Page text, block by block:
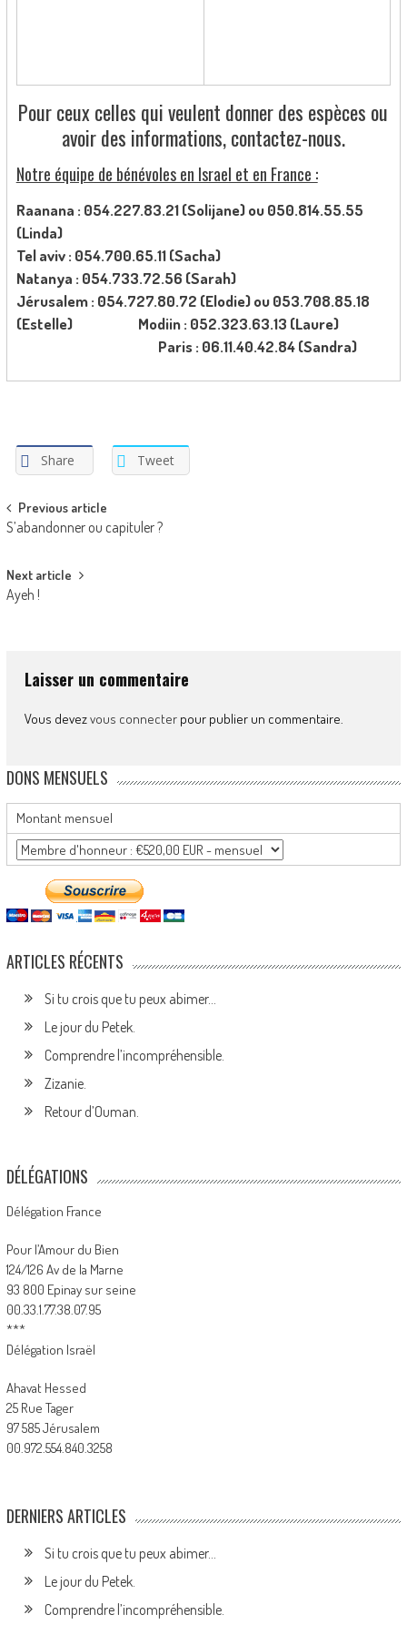
Pour ceux celles qui veulent donner des espèces ou
avoir des informations, contactez-nous.
Notre équipe de bénévoles en Israel et en France :
Raanana : 054.227.83.21 (Solijane) ou 050.814.55.55
(Linda)
Tel aviv : 054.700.65.11 (Sacha)
Natanya : 054.733.72.56 (Sarah)
Jérusalem : 054.727.80.72 (Elodie) ou 053.708.85.18
(Estelle) Modiin : 052.323.63.13 (Laure)
Paris : 06.11.40.42.84 (Sandra)
Share Tweet
Post
navigation
Previous article
S’abandonner ou capituler ?
Next article
Ayeh !
Laisser un commentaire
Vous devezvous connecterpour publier un commentaire.
DONS MENSUELS
Montant mensuel
ARTICLES RÉCENTS
Si tu crois que tu peux abimer…
Le jour du Petek.
Comprendre l’incompréhensible.
Zizanie.
Retour d’Ouman.
DÉLÉGATIONS
Délégation France
Pour l’Amour du Bien
124/126 Av de la Marne
93 800 Epinay sur seine
00.33.1.77.38.07.95
***
Délégation Israël
Ahavat Hessed
25 Rue Tager
97 585 Jérusalem
00.972.554.840.3258
DERNIERS ARTICLES
Si tu crois que tu peux abimer…
Le jour du Petek.
Comprendre l’incompréhensible.